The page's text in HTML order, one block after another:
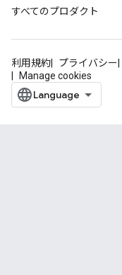
すべてのプロダクト
利用規約 プライバシー
Manage cookies